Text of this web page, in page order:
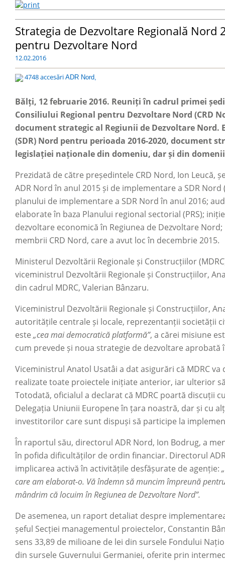
Strategia de Dezvoltare Regională
pentru Dezvoltare Nord
12.02.2016
4748 accesări ADR Nord,
Bălți, 12 februarie 2016. Reuniți în cadrul primei
Consiliului Regional pentru Dezvoltare Nord (CRD
document strategic al Regiunii de Dezvoltare Nord.
(SDR) Nord pentru perioada 2016-2020, document
legislației naționale din domeniu, dar și din
Prezidată de către președintele CRD Nord, Ion Leucă,
ADR Nord în anul 2015 și de implementare a SDR
planului de implementare a SDR Nord în anul 2016;
elaborate în baza Planului regional sectorial (PRS);
dezvoltare economică în Regiunea de Dezvoltare
membrii CRD Nord, care a avut loc în decembrie 2015.
Ministerul Dezvoltării Regionale și Construcțiilor
viceministrul Dezvoltării Regionale și Construcțiilor,
din cadrul MDRC, Valerian Bânzaru.
Viceministrul Dezvoltării Regionale și Construcțiilor,
autoritățile centrale și locale, reprezentanții societății
este „cea mai democratică platformă”, a cărei misiune
cum prevede și noua strategie de dezvoltare aprobată
Viceministrul Anatol Usatâi a dat asigurări că MDRC
realizate toate proiectele inițiate anterior, iar ulterior
Totodată, oficialul a declarat că MDRC poartă discuții
Delegația Uniunii Europene în țara noastră, dar și cu
investitorilor care sunt dispuși să participe la
În raportul său, directorul ADR Nord, Ion Bodrug, a
în pofida dificultăților de ordin financiar. Directorul
implicarea activă în activitățile desfășurate de agenție:
care am elaborat-o. Vă îndemn să muncim împreună
mândrim că locuim în Regiunea de Dezvoltare Nord”.
De asemenea, un raport detaliat despre
șeful Secției managementul proiectelor, Constantin
sens 33,89 de milioane de lei din sursele Fondului
din sursele Guvernului Germaniei, oferite prin